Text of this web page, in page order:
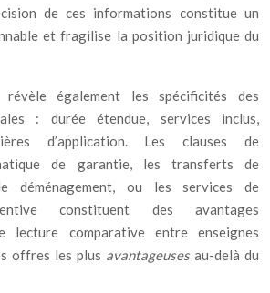
de ces informations constitue un
et fragilise la position juridique du
révèle également les spécificités des
: durée étendue, services inclus,
d’application. Les clauses de
de garantie, les transferts de
déménagement, ou les services de
constituent des avantages
lecture comparative entre enseignes
offres les plus avantageusesau-delà du